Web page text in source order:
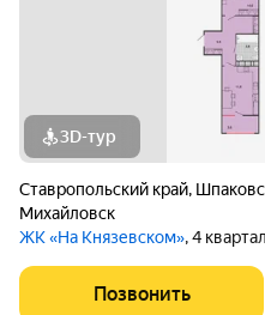
3D-тур
Ставропольский край,
Михайловск
ЖК «На Князевском», 4
Позвонить